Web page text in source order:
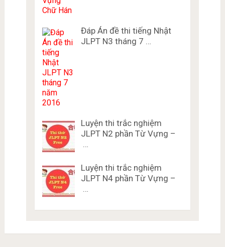
Đáp Án đề thi tiếng Nhật
JLPT N3 tháng 7 …
Luyện thi trắc nghiệm
JLPT N2 phần Từ Vựng –
…
Luyện thi trắc nghiệm
JLPT N4 phần Từ Vựng –
…